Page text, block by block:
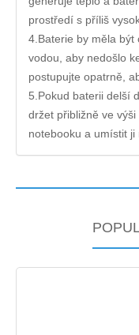
prostředí s příliš
4.Baterie by měla být
vodou, aby nedošlo
postupujte opatrně,
5.Pokud baterii delší
držet přibližně ve
notebooku a umístit ji